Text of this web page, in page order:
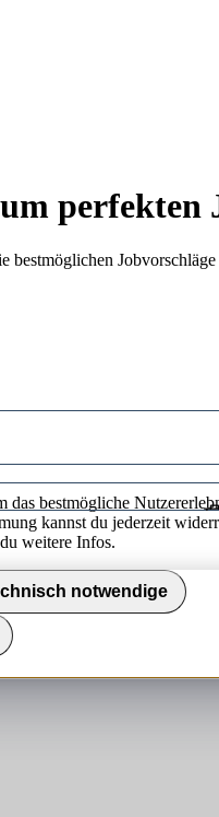
perfekten
bestmöglichen Jobvorschläge
das bestmögliche
kannst du jederzeit
weitere Infos.
notwendige